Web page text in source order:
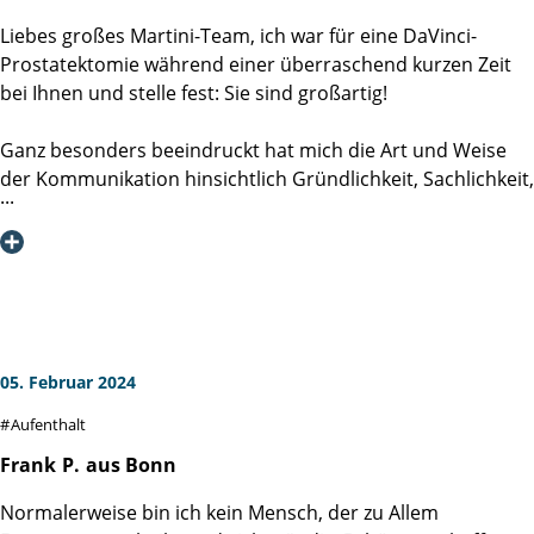
Monate nach der OP, habe ich das Gefühl, bereits bei
mindestens 95 % Gesundheit angelangt zu sein.
Dr. Detlef Roth
Liebes großes Martini-Team, ich war für eine DaVinci-
Prostatektomie während einer überraschend kurzen Zeit
bei Ihnen und stelle fest: Sie sind großartig!
Ganz besonders beeindruckt hat mich die Art und Weise
der Kommunikation hinsichtlich Gründlichkeit, Sachlichkeit,
Zuwendung zum Patienten. Das betraf schon im Vorfeld die
Absprachen mit der Privatambulanz und das erste
kleinen Info-Karten über die Flyerformate bis hin zu den
erforderlichen Aufklärungsunterlagen. All das ist so schnell
gewiss kaum anderswo zu finden und gab mir die
allergrößtes Vertrauen in die Arbeit meines Operateurs,
05. Februar 2024
Aufenthalt
Frank P. aus Bonn
Normalerweise bin ich kein Mensch, der zu Allem